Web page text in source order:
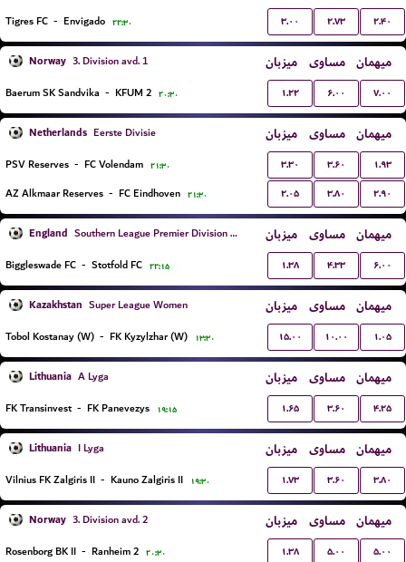
Tigres FC - Envigado ۲۲:۳۰ ۳.۰۰ ۲.۷۳ ۲.۴۰
Norway 3. Division avd. 1 میزبان مساوی میهمان
Baerum SK Sandvika - KFUM 2 ۲۰:۳۰ ۱.۲۲ ۶.۰۰ ۷.۰۰
Netherlands Eerste Divisie میزبان مساوی میهمان
PSV Reserves - FC Volendam ۲۱:۳۰ ۳.۳۰ ۳.۶۰ ۱.۹۳
AZ Alkmaar Reserves - FC Eindhoven ۲۱:۳۰ ۲.۰۵ ۳.۸۰ ۲.۹۰
England Southern League Premier Division Central میزبان مساوی میهمان
Biggleswade FC - Stotfold FC ۲۲:۱۵ ۱.۳۸ ۴.۳۳ ۶.۰۰
Kazakhstan Super League Women میزبان مساوی میهمان
Tobol Kostanay (W) - FK Kyzylzhar (W) ۱۳:۳۰ ۱۵.۰۰ ۱۰.۰۰ ۱.۰۵
Lithuania A Lyga میزبان مساوی میهمان
FK Transinvest - FK Panevezys ۱۹:۱۵ ۱.۶۵ ۳.۶۰ ۴.۲۵
Lithuania I Lyga میزبان مساوی میهمان
Vilnius FK Zalgiris II - Kauno Zalgiris II ۱۹:۳۰ ۱.۷۳ ۳.۶۰ ۳.۸۰
Norway 3. Division avd. 2 میزبان مساوی میهمان
Rosenborg BK II - Ranheim 2 ۲۰:۳۰ ۱.۳۸ ۵.۰۰ ۵.۰۰